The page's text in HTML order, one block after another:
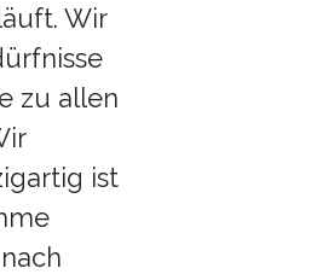
Wir
zu allen
ist